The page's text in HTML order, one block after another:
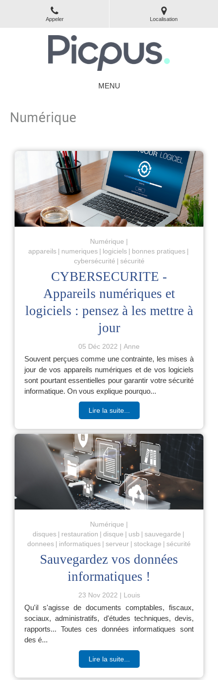
Appeler Localisation
MENU
Numérique
Numérique
appareils
numeriques logiciels
bonnes pratiques
cybersécurité
sécurité
CYBERSECURITE -
Appareils numériques et
logiciels : pensez à les mettre à
jour
05 Déc 2022 Anne
Souvent perçues comme une contrainte, les mises à
jour de vos appareils numériques et de vos logiciels
sont pourtant essentielles pour garantir votre sécurité
informatique. On vous explique pourquo...
Lire la suite...
Numérique
disques
restauration disque usb
sauvegarde
donnees
informatiques serveur stockage sécurité
Sauvegardez vos données
informatiques !
23 Nov 2022 Louis
Qu'il s'agisse de documents comptables, fiscaux,
sociaux, administratifs, d'études techniques, devis,
rapports... Toutes ces données informatiques sont
des é...
Lire la suite...